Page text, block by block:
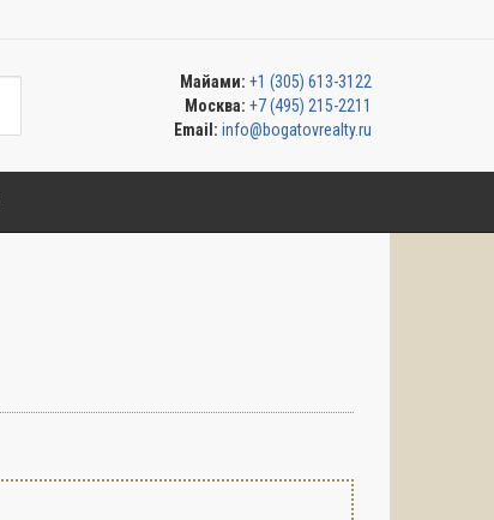
Майами: +1 (305) 613-3122
Москва: +7 (495) 215-2211
Email: info@bogatovrealty.ru